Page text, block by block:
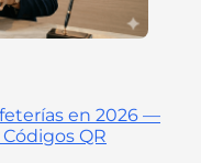
en 2026 —
QR